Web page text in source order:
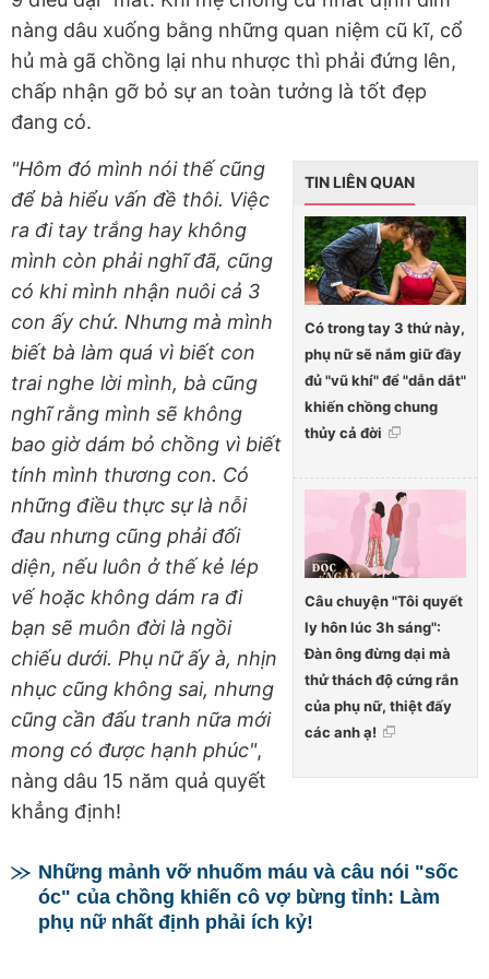
nàng dâu xuống bằng những quan niệm cũ kĩ, cổ
hủ mà gã chồng lại nhu nhược thì phải đứng lên,
chấp nhận gỡ bỏ sự an toàn tưởng là tốt đẹp
đang có.
TIN LIÊN QUAN
Có trong tay 3 thứ này,
phụ nữ sẽ nắm giữ đầy
đủ "vũ khí" để "dẫn dắt"
khiến chồng chung
thủy cả đời
Câu chuyện "Tôi quyết
ly hôn lúc 3h sáng":
Đàn ông đừng dại mà
thử thách độ cứng rắn
của phụ nữ, thiệt đấy
các anh ạ!
"Hôm đó mình nói thế cũng
để bà hiểu vấn đề thôi. Việc
ra đi tay trắng hay không
mình còn phải nghĩ đã, cũng
có khi mình nhận nuôi cả 3
con ấy chứ. Nhưng mà mình
biết bà làm quá vì biết con
trai nghe lời mình, bà cũng
nghĩ rằng mình sẽ không
bao giờ dám bỏ chồng vì biết
tính mình thương con. Có
những điều thực sự là nỗi
đau nhưng cũng phải đối
diện, nếu luôn ở thế kẻ lép
vế hoặc không dám ra đi
bạn sẽ muôn đời là ngồi
chiếu dưới. Phụ nữ ấy à, nhịn
nhục cũng không sai, nhưng
cũng cần đấu tranh nữa mới
mong có được hạnh phúc",
nàng dâu 15 năm quả quyết
khẳng định!
Những mảnh vỡ nhuốm máu và câu nói "sốc
óc" của chồng khiến cô vợ bừng tỉnh: Làm
phụ nữ nhất định phải ích kỷ!